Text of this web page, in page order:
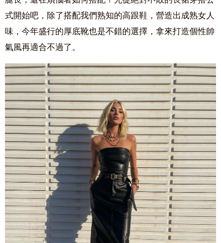
式開始吧，除了搭配我們熟知的高跟鞋，營造出成熟女人
味，今年盛行的厚底靴也是不錯的選擇，拿來打造個性帥
氣風再適合不過了。